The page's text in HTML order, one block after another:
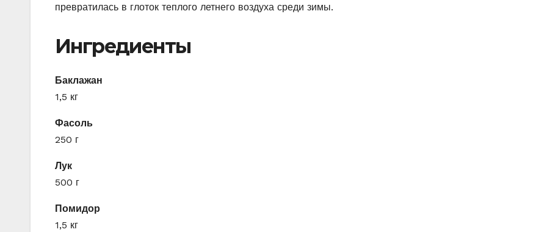
превратилась в глоток теплого летнего воздуха среди зимы.
Ингредиенты
Баклажан
1,5 кг
Фасоль
250 г
Лук
500 г
Помидор
1,5 кг